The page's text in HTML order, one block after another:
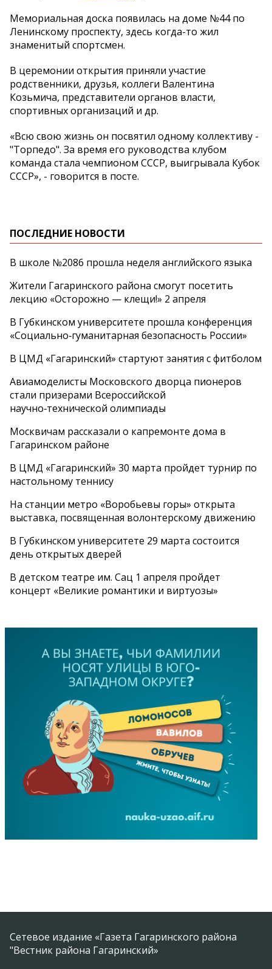
Мемориальная доска появилась на доме №44 по
Ленинскому проспекту, здесь когда-то жил
знаменитый спортсмен.
В церемонии открытия приняли участие
родственники, друзья, коллеги Валентина
Козьмича, представители органов власти,
спортивных организаций и др.
«Всю свою жизнь он посвятил одному коллективу -
"Торпедо". За время его руководства клубом
команда стала чемпионом СССР, выигрывала Кубок
СССР», - говорится в посте.
ПОСЛЕДНИЕ НОВОСТИ
В школе №2086 прошла неделя английского языка
Жители Гагаринского района смогут посетить
лекцию «Осторожно — клещи!» 2 апреля
В Губкинском университете прошла конференция
«Социально‑гуманитарная безопасность России»
В ЦМД «Гагаринский» стартуют занятия с фитболом
Авиамоделисты Московского дворца пионеров
стали призерами Всероссийской
научно‑технической олимпиады
Москвичам рассказали о капремонте дома в
Гагаринском районе
В ЦМД «Гагаринский» 30 марта пройдет турнир по
настольному теннису
На станции метро «Воробьевы горы» открыта
выставка, посвященная волонтерскому движению
В Губкинском университете 29 марта состоится
день открытых дверей
В детском театре им. Сац 1 апреля пройдет
концерт «Великие романтики и виртуозы»
Сетевое издание «Газета Гагаринского района
"Вестник района Гагаринский»